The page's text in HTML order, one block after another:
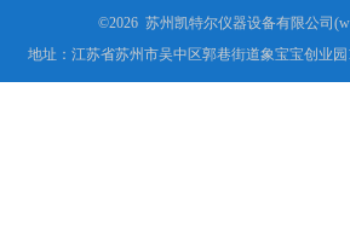
©2026 苏州凯特尔仪器设备有限公司
地址：江苏省苏州市吴中区郭巷街道象宝宝创业